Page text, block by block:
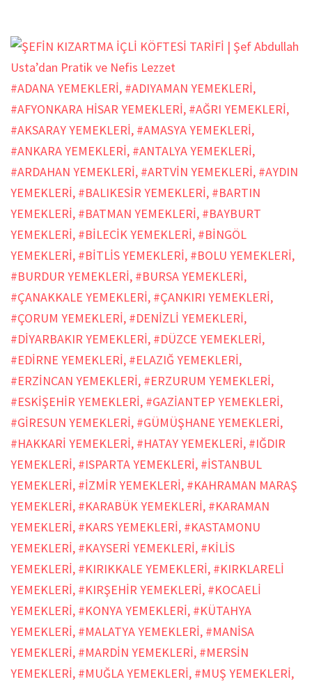
#ADANA YEMEKLERİ, #ADIYAMAN YEMEKLERİ,
#AFYONKARA HİSAR YEMEKLERİ, #AĞRI YEMEKLERİ,
#AKSARAY YEMEKLERİ, #AMASYA YEMEKLERİ,
#ANKARA YEMEKLERİ, #ANTALYA YEMEKLERİ,
#ARDAHAN YEMEKLERİ, #ARTVİN YEMEKLERİ, #AYDIN
YEMEKLERİ, #BALIKESİR YEMEKLERİ, #BARTIN
YEMEKLERİ, #BATMAN YEMEKLERİ, #BAYBURT
YEMEKLERİ, #BİLECİK YEMEKLERİ, #BİNGÖL
YEMEKLERİ, #BİTLİS YEMEKLERİ, #BOLU YEMEKLERİ,
#BURDUR YEMEKLERİ, #BURSA YEMEKLERİ,
#ÇANAKKALE YEMEKLERİ, #ÇANKIRI YEMEKLERİ,
#ÇORUM YEMEKLERİ, #DENİZLİ YEMEKLERİ,
#DİYARBAKIR YEMEKLERİ, #DÜZCE YEMEKLERİ,
#EDİRNE YEMEKLERİ, #ELAZIĞ YEMEKLERİ,
#ERZİNCAN YEMEKLERİ, #ERZURUM YEMEKLERİ,
#ESKİŞEHİR YEMEKLERİ, #GAZİANTEP YEMEKLERİ,
#GİRESUN YEMEKLERİ, #GÜMÜŞHANE YEMEKLERİ,
#HAKKARİ YEMEKLERİ, #HATAY YEMEKLERİ, #IĞDIR
YEMEKLERİ, #ISPARTA YEMEKLERİ, #İSTANBUL
YEMEKLERİ, #İZMİR YEMEKLERİ, #KAHRAMAN MARAŞ
YEMEKLERİ, #KARABÜK YEMEKLERİ, #KARAMAN
YEMEKLERİ, #KARS YEMEKLERİ, #KASTAMONU
YEMEKLERİ, #KAYSERİ YEMEKLERİ, #KİLİS
YEMEKLERİ, #KIRIKKALE YEMEKLERİ, #KIRKLARELİ
YEMEKLERİ, #KIRŞEHİR YEMEKLERİ, #KOCAELİ
YEMEKLERİ, #KONYA YEMEKLERİ, #KÜTAHYA
YEMEKLERİ, #MALATYA YEMEKLERİ, #MANİSA
YEMEKLERİ, #MARDİN YEMEKLERİ, #MERSİN
YEMEKLERİ, #MUĞLA YEMEKLERİ, #MUŞ YEMEKLERİ,